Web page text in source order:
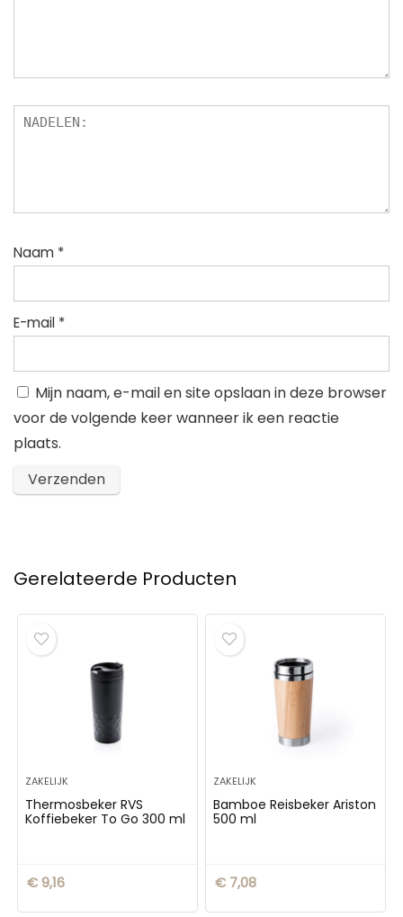
Naam *
E-mail *
Mijn naam, e-mail en site opslaan in deze browser
voor de volgende keer wanneer ik een reactie
plaats.
Gerelateerde Producten
ZAKELIJK
Thermosbeker RVS
Koffiebeker To Go 300 ml
€9,16
ZAKELIJK
Bamboe Reisbeker Ariston
500 ml
€7,08